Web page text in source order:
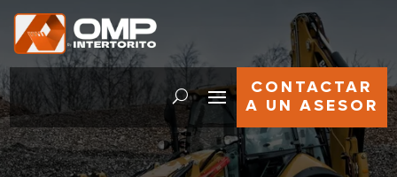
CONTACTAR
A UN ASESOR